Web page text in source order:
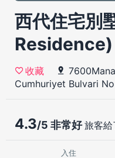
西代住宅別
Residence)
收藏
Cumhuriyet Bulvari
4.3/5 非常好旅客
入住